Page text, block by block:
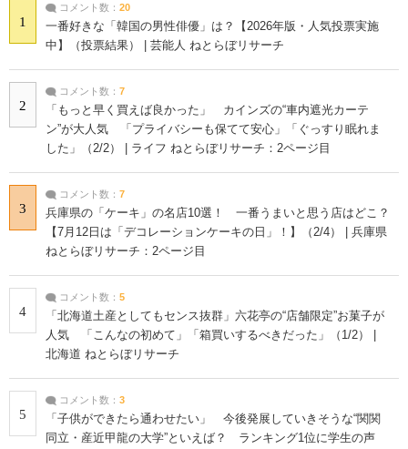
1
コメント数： 20
一番好きな「韓国の男性俳優」は？【2026年版・人気投票実施
中】（投票結果） | 芸能人 ねとらぼリサーチ
2
コメント数： 7
「もっと早く買えば良かった」 カインズの“車内遮光カーテ
ン”が大人気 「プライバシーも保てて安心」「ぐっすり眠れま
した」（2/2） | ライフ ねとらぼリサーチ：2ページ目
3
コメント数： 7
兵庫県の「ケーキ」の名店10選！ 一番うまいと思う店はどこ？
【7月12日は「デコレーションケーキの日」！】（2/4） | 兵庫県
ねとらぼリサーチ：2ページ目
4
コメント数： 5
「北海道土産としてもセンス抜群」六花亭の“店舗限定”お菓子が
人気 「こんなの初めて」「箱買いするべきだった」（1/2） |
北海道 ねとらぼリサーチ
5
コメント数： 3
「子供ができたら通わせたい」 今後発展していきそうな“関関
同立・産近甲龍の大学”といえば？ ランキング1位に学生の声